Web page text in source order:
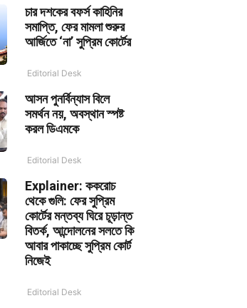
চার দশকের বফর্স কাহিনির
সমাপ্তি, ফের মামলা শুরুর
আর্জিতে ‘না’ সুপ্রিম কোর্টের
Editorial Desk
আসন পুনর্বিন্যাস বিলে
সমর্থন নয়, অবস্থান স্পষ্ট
করল ডিএমকে
Editorial Desk
Explainer: ককরোচ
থেকে গুলি: ফের সুপ্রিম
কোর্টের মন্তব্য ঘিরে চূড়ান্ত
বিতর্ক, আন্দোলনের সলতে কি
আবার পাকাচ্ছে সুপ্রিম কোর্ট
নিজেই
Editorial Desk